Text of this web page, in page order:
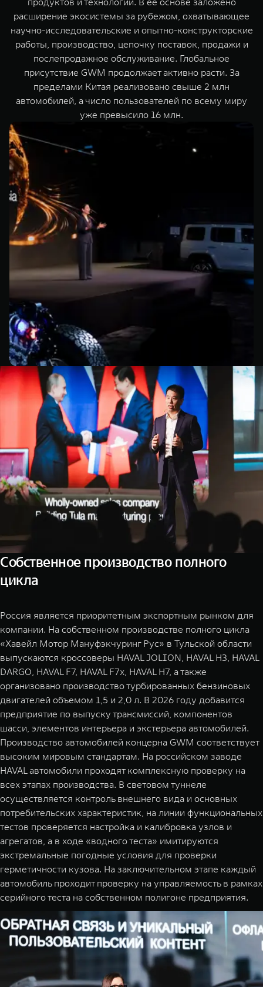
расширение экосистемы за рубежом, охватывающее
научно-исследовательские и опытно-конструкторские
работы, производство, цепочку поставок, продажи и
послепродажное обслуживание. Глобальное
присутствие GWM продолжает активно расти. За
пределами Китая реализовано свыше 2 млн
автомобилей, а число пользователей по всему миру
уже превысило 16 млн.
Собственное производство полного
цикла
Россия является приоритетным экспортным рынком для
компании. На собственном производстве полного цикла
«Хавейл Мотор Мануфэкчуринг Рус» в Тульской области
выпускаются кроссоверы HAVAL JOLION, HAVAL H3, HAVAL
DARGO, HAVAL F7, HAVAL F7x, HAVAL H7, а также
организовано производство турбированных бензиновых
двигателей объемом 1,5 и 2,0 л. В 2026 году добавится
предприятие по выпуску трансмиссий, компонентов
шасси, элементов интерьера и экстерьера автомобилей.
Производство автомобилей концерна GWM соответствует
высоким мировым стандартам. На российском заводе
HAVAL автомобили проходят комплексную проверку на
всех этапах производства. В световом туннеле
осуществляется контроль внешнего вида и основных
потребительских характеристик, на линии функциональных
тестов проверяется настройка и калибровка узлов и
агрегатов, а в ходе «водного теста» имитируются
экстремальные погодные условия для проверки
герметичности кузова. На заключительном этапе каждый
автомобиль проходит проверку на управляемость в рамках
серийного теста на собственном полигоне предприятия.